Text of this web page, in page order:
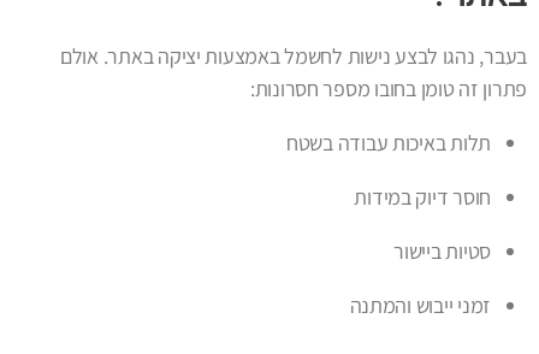
בעבר, נהגו לבצע נישות לחשמל באמצעות יציקה באתר. אולם
פתרון זה טומן בחובו מספר חסרונות:
תלות באיכות עבודה בשטח
חוסר דיוק במידות
סטיות ביישור
זמני ייבוש והמתנה